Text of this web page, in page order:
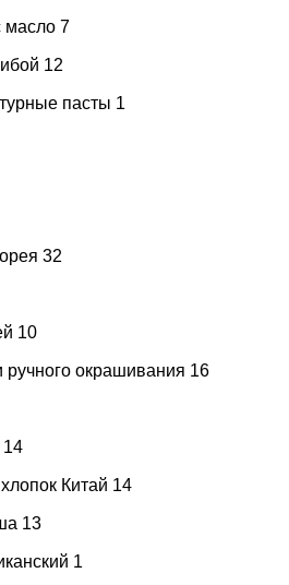
масло 7
12
пасты 1
32
10
ручного окрашивания 16
14
Китай 14
13
1